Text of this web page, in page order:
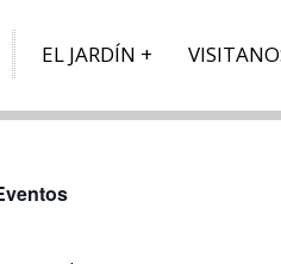
EL JARDÍN